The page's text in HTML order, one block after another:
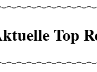
Top